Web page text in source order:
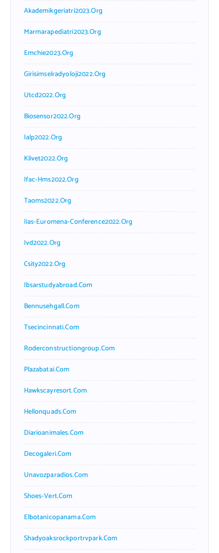
Akademikgeriatri2023.org
Marmarapediatri2023.org
Emchie2023.org
Girisimselradyoloji2022.org
Utcd2022.org
Biosensor2022.org
Ialp2022.org
Klivet2022.org
Ifac-Hms2022.org
Taoms2022.org
Iias-Euromena-Conference2022.org
Ivd2022.org
Csity2022.org
Ibsarstudyabroad.com
Bennusehgall.com
Tsecincinnati.com
Roderconstructiongroup.com
Plazabatai.com
Hawkscayresort.com
Hellonquads.com
Diarioanimales.com
Decogaleri.com
Unavozparadios.com
Shoes-Vert.com
Elbotanicopanama.com
Shadyoaksrockportrvpark.com